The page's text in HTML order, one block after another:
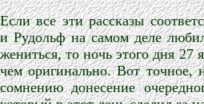
Если все эти рассказы
и Рудольф на самом деле
жениться, то ночь этого дня 27
чем оригинально. Вот точное,
сомнению донесение